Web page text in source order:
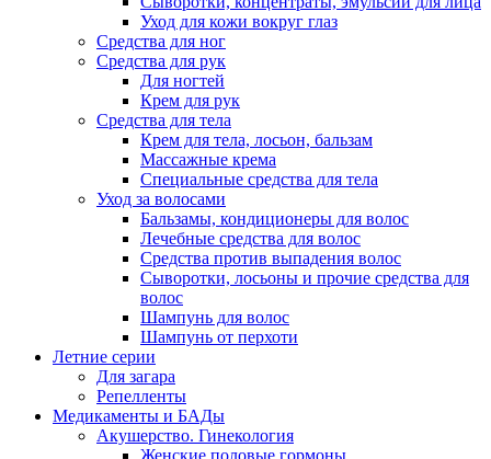
Уход для кожи вокруг глаз
Средства для ног
Средства для рук
Для ногтей
Крем для рук
Средства для тела
Крем для тела, лосьон, бальзам
Массажные крема
Специальные средства для тела
Уход за волосами
Бальзамы, кондиционеры для волос
Лечебные средства для волос
Средства против выпадения волос
Сыворотки, лосьоны и прочие средства для
волос
Шампунь для волос
Шампунь от перхоти
Летние серии
Для загара
Репелленты
Медикаменты и БАДы
Акушерство. Гинекология
Женские половые гормоны